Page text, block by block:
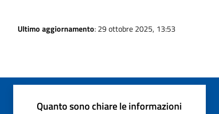
Ultimo aggiornamento: 29 ottobre 2025, 13:53
Quanto sono chiare le informazioni